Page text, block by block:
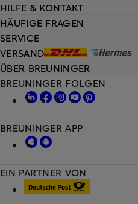
HILFE & KONTAKT
HÄUFIGE FRAGEN
SERVICE
VERSAND
ÜBER BREUNINGER
EIN PARTNER VON
BREUNINGER FOLGEN
BREUNINGER APP